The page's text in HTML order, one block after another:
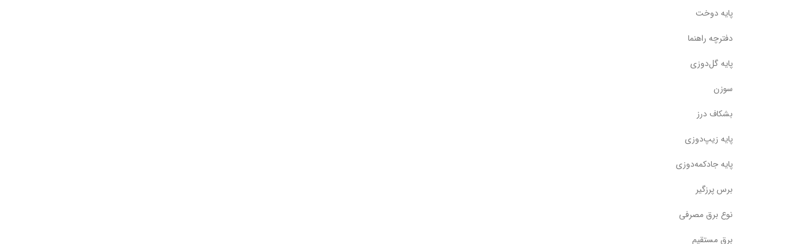
پایه دوخت
دفترچه راهنما
پایه گل‌دوزی
سوزن
بشکاف درز
پایه زیپ‌دوزی
پایه جادکمه‌دوزی
برس پرزگیر
نوع برق مصرفی
برق مستقیم